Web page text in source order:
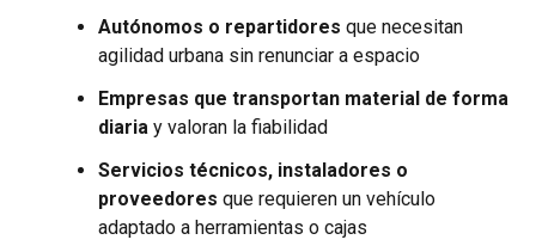
Autónomos o repartidores que necesitan
agilidad urbana sin renunciar a espacio
Empresas que transportan material de forma
diaria y valoran la fiabilidad
Servicios técnicos, instaladores o
proveedores que requieren un vehículo
adaptado a herramientas o cajas